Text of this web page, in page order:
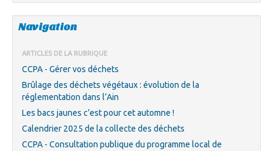
Navigation
ARTICLES DE LA RUBRIQUE
CCPA - Gérer vos déchets
Brûlage des déchets végétaux : évolution de la
réglementation dans l’Ain
Les bacs jaunes c’est pour cet automne !
Calendrier 2025 de la collecte des déchets
CCPA - Consultation publique du programme local de